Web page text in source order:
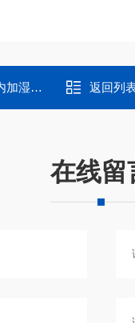
制冷 返回列
在线留